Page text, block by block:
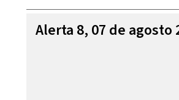
Alerta 8, 07 de agosto